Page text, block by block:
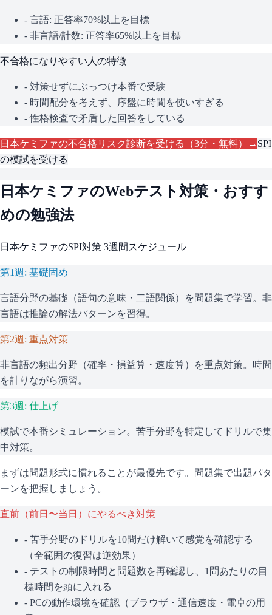
- 言語: 正答率70%以上を目標
- 非言語/計数: 正答率65%以上を目標
不合格になりやすい人の特徴
- 対策せずにぶっつけ本番で受験
- 時間配分を考えず、序盤に時間を使いすぎる
- 性格検査で矛盾した回答をしている
日本ケミファの不合格リスク診断を受ける（3分・無料）→ SPI
の模試を受ける
日本ケミファのWebテスト対策・おすす
めの勉強法
日本ケミファのSPI対策 3週間スケジュール
第1週: 基礎固め
言語分野の基礎（語句の意味・二語関係）を問題集で学習。非
言語は推論の解法パターンを習得。
第2週: 重点対策
非言語の頻出分野（確率・損益算・速度算）を重点対策。時間
を計りながら演習。
第3週: 仕上げ
模試で本番シミュレーション。苦手分野を特定してドリルで集
中対策。
まずは問題形式に慣れることが最優先です。問題集で出題パタ
ーンを把握しましょう。
直前（前日〜当日）にやるべき対策
- 苦手分野のドリルを10問だけ解いて感覚を確認する
（全範囲の復習は逆効果）
- テストの制限時間と問題数を再確認し、1問あたりの目
標時間を頭に入れる
- PCの動作環境を確認（ブラウザ・通信速度・電卓の用